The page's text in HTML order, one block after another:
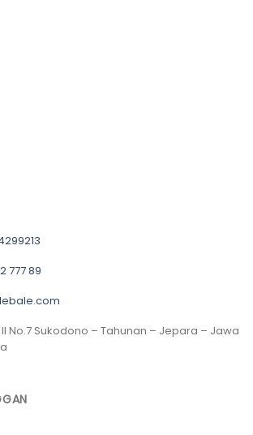
777 89
No.7 Sukodono – Tahunan – Jepara – Jawa